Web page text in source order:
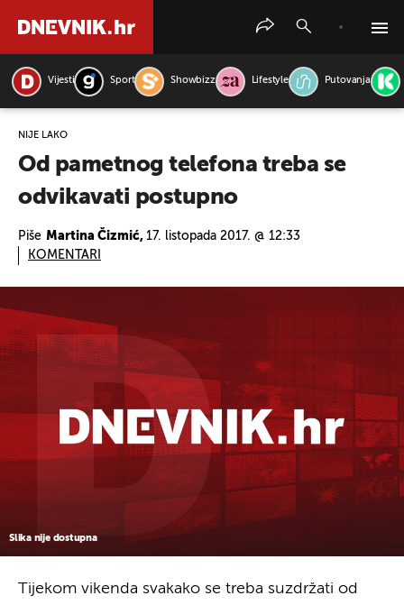
Vijesti Sport Showbizz Lifestyle Putovanja
NIJE LAKO
Od pametnog telefona treba se
odvikavati postupno
Piše Martina Čizmić, 17. listopada 2017. @ 12:33
KOMENTARI
Slika nije dostupna
Tijekom vikenda svakako se treba suzdržati od
PRETRAŽITE VIJESTI